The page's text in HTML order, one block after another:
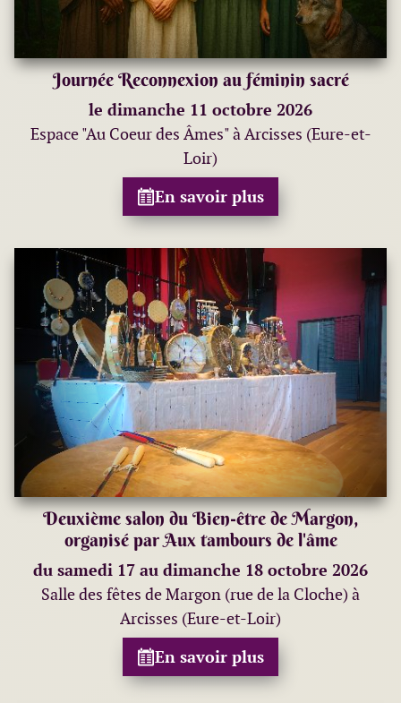
Journée Reconnexion au féminin sacré
le dimanche 11 octobre 2026
Espace "Au Coeur des Âmes" à Arcisses (Eure-et-
Loir)
En savoir plus
Deuxième salon du Bien-être de Margon,
organisé par Aux tambours de l'âme
du samedi 17 au dimanche 18 octobre 2026
Salle des fêtes de Margon (rue de la Cloche) à
Arcisses (Eure-et-Loir)
En savoir plus